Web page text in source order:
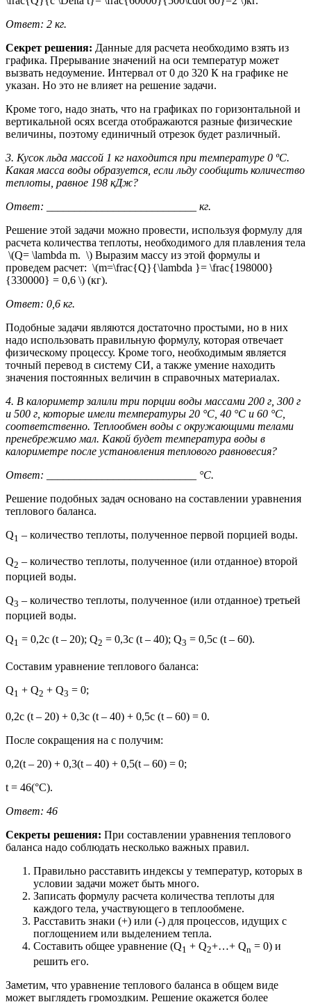
Ответ: 2 кг.
Секрет решения: Данные для расчета необходимо взять из
графика. Прерывание значений на оси температур может
вызвать недоумение. Интервал от 0 до 320 К на графике не
указан. Но это не влияет на решение задачи.
Кроме того, надо знать, что на графиках по горизонтальной и
вертикальной осях всегда отображаются разные физические
величины, поэтому единичный отрезок будет различный.
3. Кусок льда массой 1 кг находится при температуре 0 ºС.
Какая масса воды образуется, если льду сообщить количество
теплоты, равное 198 кДж?
Ответ: ___________________________ кг.
Решение этой задачи можно провести, используя формулу для
расчета количества теплоты, необходимого для плавления тела
\(Q= \lambda m. \) Выразим массу из этой формулы и
проведем расчет: \(m=\frac{Q}{\lambda }= \frac{198000}
{330000} = 0,6 \) (кг).
Ответ: 0,6 кг.
Подобные задачи являются достаточно простыми, но в них
надо использовать правильную формулу, которая отвечает
физическому процессу. Кроме того, необходимым является
точный перевод в систему СИ, а также умение находить
значения постоянных величин в справочных материалах.
4. В калориметр залили три порции воды массами 200 г, 300 г
и 500 г, которые имели температуры 20 °C, 40 °C и 60 °C,
соответственно. Теплообмен воды с окружающими телами
пренебрежимо мал. Какой будет температура воды в
калориметре после установления теплового равновесия?
Ответ: ___________________________ °C.
Решение подобных задач основано на составлении уравнения
теплового баланса.
Q1 – количество теплоты, полученное первой порцией воды.
Q2 – количество теплоты, полученное (или отданное) второй
порцией воды.
Q3 – количество теплоты, полученное (или отданное) третьей
порцией воды.
Q1 = 0,2c (t – 20); Q2 = 0,3с (t – 40); Q3 = 0,5с (t – 60).
Составим уравнение теплового баланса:
Q1 + Q2 + Q3 = 0;
0,2c (t – 20) + 0,3с (t – 40) + 0,5с (t – 60) = 0.
После сокращения на с получим:
0,2(t – 20) + 0,3(t – 40) + 0,5(t – 60) = 0;
t = 46(°C).
Ответ: 46
Секреты решения: При составлении уравнения теплового
баланса надо соблюдать несколько важных правил.
Правильно расставить индексы у температур, которых в
условии задачи может быть много.
Записать формулу расчета количества теплоты для
каждого тела, участвующего в теплообмене.
Расставить знаки (+) или (-) для процессов, идущих с
поглощением или выделением тепла.
Составить общее уравнение (Q1 + Q2+…+ Qn = 0) и
решить его.
Заметим, что уравнение теплового баланса в общем виде
может выглядеть громоздким. Решение окажется более